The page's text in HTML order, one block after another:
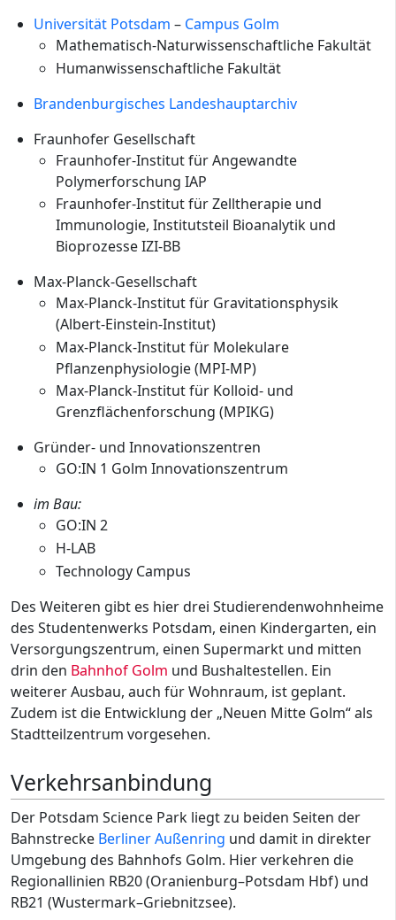
Universität Potsdam – Campus Golm
Mathematisch-Naturwissenschaftliche Fakultät
Humanwissenschaftliche Fakultät
Brandenburgisches Landeshauptarchiv
Fraunhofer Gesellschaft
Fraunhofer-Institut für Angewandte
Polymerforschung IAP
Fraunhofer-Institut für Zelltherapie und
Immunologie, Institutsteil Bioanalytik und
Bioprozesse IZI-BB
Max-Planck-Gesellschaft
Max-Planck-Institut für Gravitationsphysik
(Albert-Einstein-Institut)
Max-Planck-Institut für Molekulare
Pflanzenphysiologie (MPI-MP)
Max-Planck-Institut für Kolloid- und
Grenzflächenforschung (MPIKG)
Gründer- und Innovationszentren
GO:IN 1 Golm Innovationszentrum
im Bau:
GO:IN 2
H-LAB
Technology Campus
Des Weiteren gibt es hier drei Studierendenwohnheime
des Studentenwerks Potsdam, einen Kindergarten, ein
Versorgungszentrum, einen Supermarkt und mitten
drin den Bahnhof Golm und Bushaltestellen. Ein
weiterer Ausbau, auch für Wohnraum, ist geplant.
Zudem ist die Entwicklung der „Neuen Mitte Golm“ als
Stadtteilzentrum vorgesehen.
Verkehrsanbindung
Der Potsdam Science Park liegt zu beiden Seiten der
Bahnstrecke Berliner Außenring und damit in direkter
Umgebung des Bahnhofs Golm. Hier verkehren die
Regionallinien RB20 (Oranienburg–Potsdam Hbf) und
RB21 (Wustermark–Griebnitzsee).